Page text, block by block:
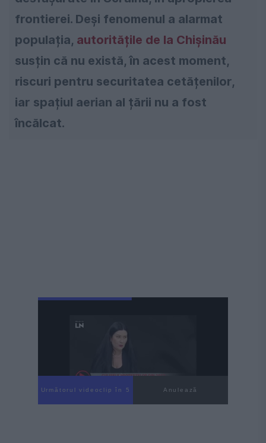
frontierei. Deși fenomenul a alarmat
populația, autoritățile de la Chișinău
susțin că nu există, în acest moment,
riscuri pentru securitatea cetățenilor,
iar spațiul aerian al țării nu a fost
încălcat.
Următorul videoclip în 3 Anulează